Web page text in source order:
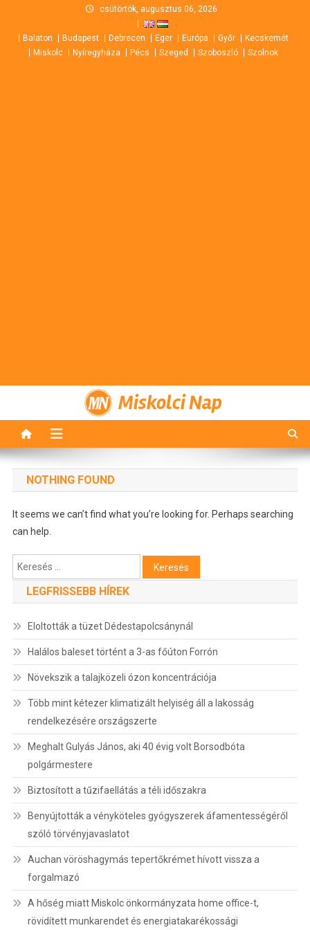
content
csütörtök, augusztus 06, 2026
Balaton Budapest Debrecen Eger Európa Győr
Kecskemét
Miskolc
Nyíregyháza Pécs Szeged Szoboszló Szolnok
Miskolci Nap
NOTHING FOUND
It seems we can’t find what you’re looking for. Perhaps searching
can help.
Keresés:
LEGFRISSEBB HÍREK
Eloltották a tüzet Dédestapolcsánynál
Halálos baleset történt a 3-as főúton Forrón
Növekszik a talajközeli ózon koncentrációja
Több mint kétezer klimatizált helyiség áll a lakosság
rendelkezésére országszerte
Meghalt Gulyás János, aki 40 évig volt Borsodbóta
polgármestere
Biztosított a tűzifaellátás a téli időszakra
Benyújtották a vényköteles gyógyszerek áfamentességéről
szóló törvényjavaslatot
Auchan vöröshagymás tepertőkrémet hívott vissza a
forgalmazó
A hőség miatt Miskolc önkormányzata home office-t,
rövidített munkarendet és energiatakarékossági